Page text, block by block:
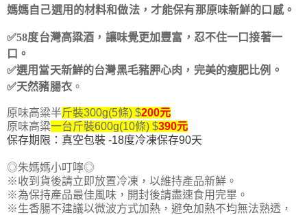
媽媽自己選用的材料和做法，才能保有那原味新鮮的口感。
✅58度台灣高粱酒，讓味覺更加豐富，忍不住一口接著一
口。
✅選用當天新鮮的台灣黑毛豬胛心肉，完美的瘦肥比例。
✅天然豬腸衣。
原味高粱半斤裝300g(5條) $200元
原味高粱一台斤裝600g(10條) $390元
保存期限：真空包裝 -18度冷凍保存90天
◎朱媽媽小叮嚀◎
※收到貨後請立即放置冷凍，以維持產品新鮮。
※為保持產品最佳風味，開封後請盡速食用完畢。
※生香腸不建議以微波方式加熱，避免加熱不均無法熟透，